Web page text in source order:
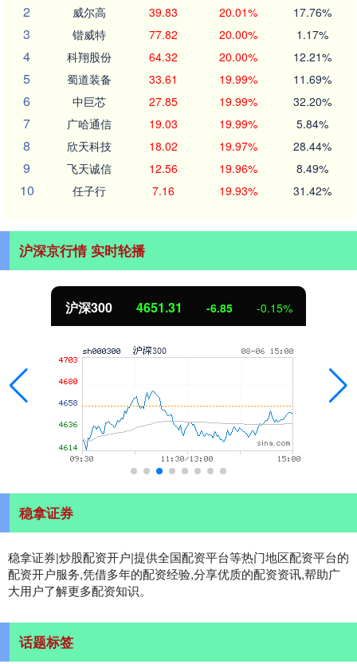
2 威尔高 39.83 20.01% 17.76%
3 锴威特 77.82 20.00% 1.17%
4 科翔股份 64.32 20.00% 12.21%
5 蜀道装备 33.61 19.99% 11.69%
6 中巨芯 27.85 19.99% 32.20%
7 广哈通信 19.03 19.99% 5.84%
8 欣天科技 18.02 19.97% 28.44%
9 飞天诚信 12.56 19.96% 8.49%
10 任子行 7.16 19.93% 31.42%
沪深京行情 实时轮播
沪深300 4651.31 -6.85 -0.15%
稳拿证券
稳拿证券|炒股配资开户|提供全国配资平台等热门地区配资平台的
配资开户服务,凭借多年的配资经验,分享优质的配资资讯,帮助广
大用户了解更多配资知识。
话题标签